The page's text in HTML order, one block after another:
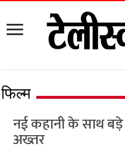
फिल्म
नई कहानी के साथ
अख्तर